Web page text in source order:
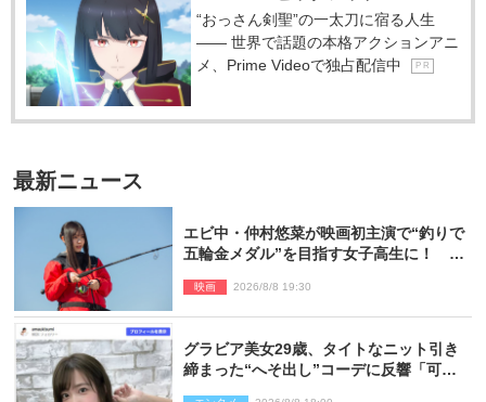
“おっさん剣聖”の一太刀に宿る人生
―― 世界で話題の本格アクションアニ
メ、Prime Videoで独占配信中
P R
最新ニュース
エビ中・仲村悠菜が映画初主演で“釣りで
五輪金メダル”を目指す女子高生に！ 映
映画 2026/8/8 19:30
グラビア美女29歳、タイトなニット引き
締まった“へそ出し”コーデに反響「可愛